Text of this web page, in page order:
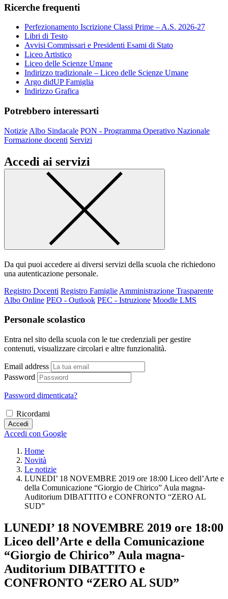
Ricerche frequenti
Perfezionamento Iscrizione Classi Prime – A.S. 2026-27
Libri di Testo
Avvisi Commissari e Presidenti Esami di Stato
Liceo Artistico
Liceo delle Scienze Umane
Indirizzo tradizionale – Liceo delle Scienze Umane
Argo didUP Famiglia
Indirizzo Grafica
Potrebbero interessarti
Notizie Albo Sindacale PON - Programma Operativo Nazionale
Formazione docenti Servizi
Accedi ai servizi
Da qui puoi accedere ai diversi servizi della scuola che richiedono
una autenticazione personale.
Registro Docenti Registro Famiglie Amministrazione Trasparente
Albo Online PEO - Outlook PEC - Istruzione Moodle LMS
Personale scolastico
Entra nel sito della scuola con le tue credenziali per gestire
contenuti, visualizzare circolari e altre funzionalità.
Email address
Password
Password dimenticata?
Ricordami
Accedi
Accedi con Google
Home
Novità
Le notizie
LUNEDI’ 18 NOVEMBRE 2019 ore 18:00 Liceo dell’Arte e
della Comunicazione “Giorgio de Chirico” Aula magna-
Auditorium DIBATTITO e CONFRONTO “ZERO AL
SUD”
LUNEDI’ 18 NOVEMBRE 2019 ore 18:00
Liceo dell’Arte e della Comunicazione
“Giorgio de Chirico” Aula magna-
Auditorium DIBATTITO e
CONFRONTO “ZERO AL SUD”